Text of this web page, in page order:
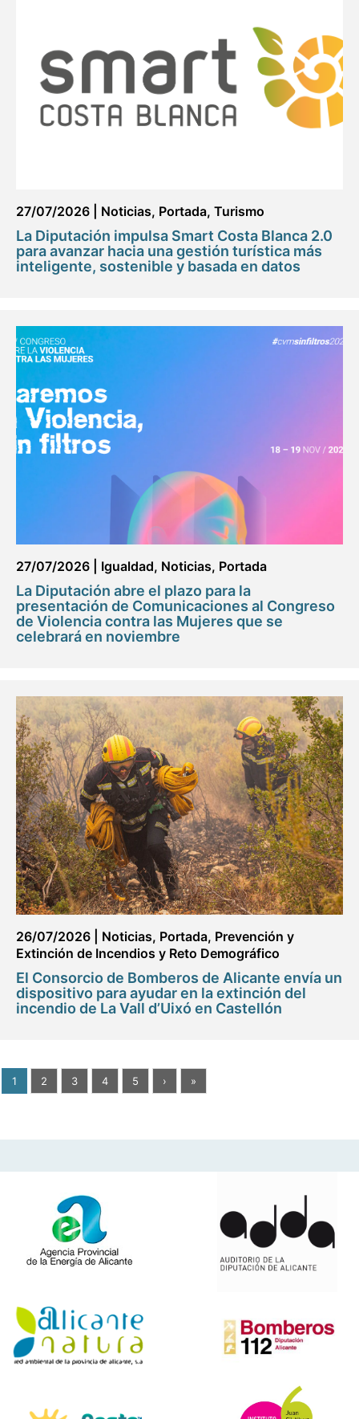
27/07/2026 Noticias, Portada, Turismo
La Diputación impulsa Smart Costa Blanca 2.0
para avanzar hacia una gestión turística más
inteligente, sostenible y basada en datos
27/07/2026 Igualdad, Noticias, Portada
La Diputación abre el plazo para la
presentación de Comunicaciones al Congreso
de Violencia contra las Mujeres que se
celebrará en noviembre
26/07/2026 Noticias, Portada, Prevención y
Extinción de Incendios y Reto Demográfico
El Consorcio de Bomberos de Alicante envía un
dispositivo para ayudar en la extinción del
incendio de La Vall d’Uixó en Castellón
1 2 3 4 5 › »